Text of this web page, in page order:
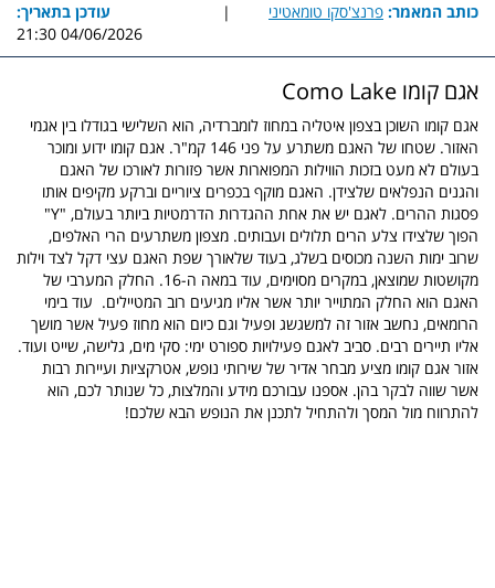
כותב המאמר: פרנצ'סקו טומאטיני |
עודכן בתאריך:
04/06/2026 21:30
אגם קומו Como Lake
אגם קומו השוכן בצפון איטליה במחוז לומברדיה, הוא השלישי בגודלו בין אגמי
האזור. שטחו של האגם משתרע על פני 146 קמ"ר. אגם קומו ידוע ומוכר
בעולם לא מעט בזכות הווילות המפוארות אשר פזורות לאורכו של האגם
והגנים הנפלאים שלצידן. האגם מוקף בכפרים ציוריים וברקע מקיפים אותו
פסגות ההרים.
לאגם יש את אחת ההגדרות הדרמטיות ביותר בעולם, "Y"
הפוך שלצידו צלע הרים תלולים ועבותים. מצפון משתרעים הרי האלפים,
שרוב ימות השנה מכוסים בשלג, בעוד שלאורך שפת האגם עצי דקל לצד וילות
מקושטות שמוצאן, במקרים מסוימים, עוד במאה ה-16.
החלק המערבי של
האגם הוא החלק המתוייר יותר אשר אליו מגיעים רוב המטיילים. עוד בימי
הרומאים, נחשב אזור זה למשגשג ופעיל וגם כיום הוא מחוז פעיל אשר מושך
אליו תיירים רבים. סביב לאגם פעילויות ספורט ימי: סקי מים, גלישה, שייט ועוד.
אזור אגם קומו מציע מבחר אדיר של שירותי נופש, אטרקציות ועיירות רבות
אשר שווה לבקר בהן. אספנו עבורכם מידע והמלצות, כל שנותר לכם, הוא
להתרווח מול המסך ולהתחיל לתכנן את הנופש הבא שלכם!